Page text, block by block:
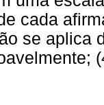
cada
se aplica